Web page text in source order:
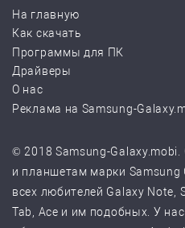
На главную
Как скачать
Программы для ПК
Драйверы
О нас
Реклама на Samsung-
© 2018 Samsung-
и планшетам марки Samsung
всех любителей Galaxy Note,
Tab, Ace и им подобных. У